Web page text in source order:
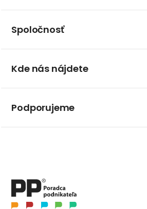
Spoločnosť
Kde nás nájdete
Podporujeme